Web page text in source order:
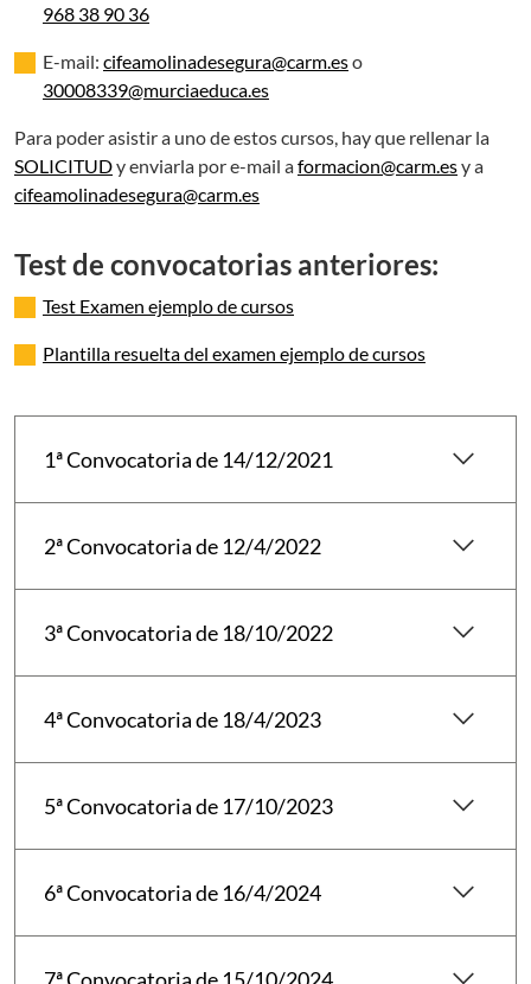
968 38 90 36
E-mail: cifeamolinadesegura@carm.eso
30008339@murciaeduca.es
Para poder asistir a uno de estos cursos, hay que rellenar la
SOLICITUDy enviarla por e-mail aformacion@carm.esy a
cifeamolinadesegura@carm.es
Test de convocatorias anteriores:
Test Examen ejemplo de cursos
Plantilla resuelta del examen ejemplo de cursos
1ª Convocatoria de 14/12/2021 keyboard_arrow_down
2ª Convocatoria de 12/4/2022 keyboard_arrow_down
3ª Convocatoria de 18/10/2022 keyboard_arrow_down
4ª Convocatoria de 18/4/2023 keyboard_arrow_down
5ª Convocatoria de 17/10/2023 keyboard_arrow_down
6ª Convocatoria de 16/4/2024 keyboard_arrow_down